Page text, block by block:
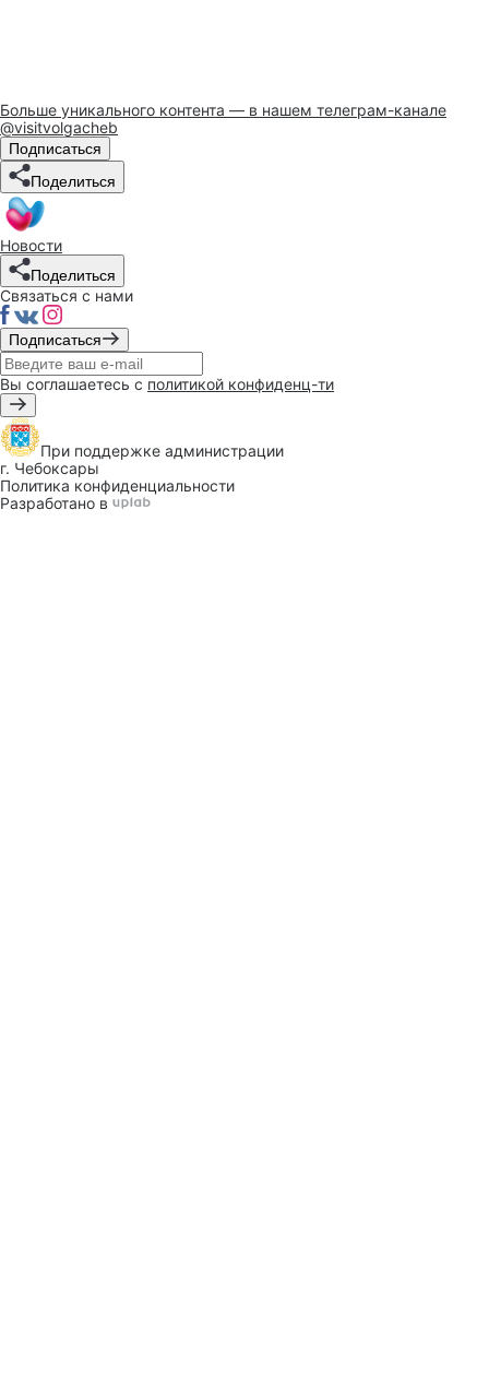
Больше уникального контента — в нашем телеграм-канале
@visitvolgacheb
Подписаться
Поделиться
Новости
Поделиться
Связаться с нами
Подписаться
Вы соглашаетесь с политикой конфиденц-ти
При поддержке администрации
г. Чебоксары
Политика конфиденциальности
Разработано в